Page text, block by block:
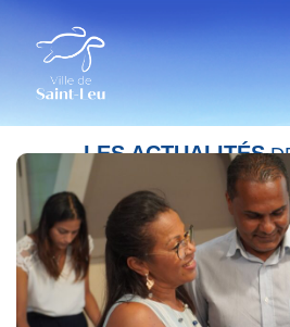
LES ACTUALITÉS